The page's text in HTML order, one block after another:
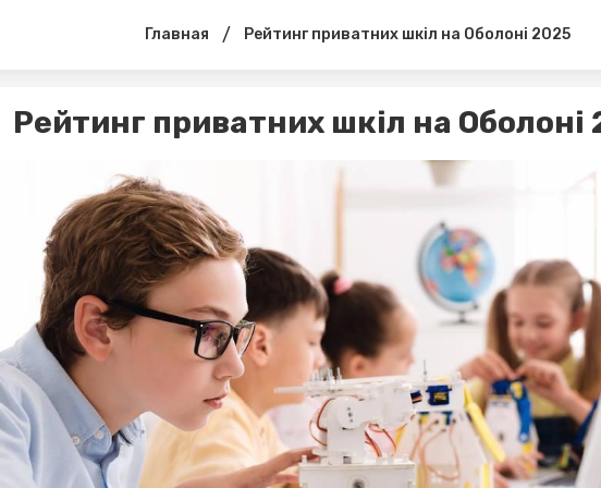
Главная / Рейтинг приватних шкіл на Оболоні 2025
Рейтинг приватних шкіл на Оболоні